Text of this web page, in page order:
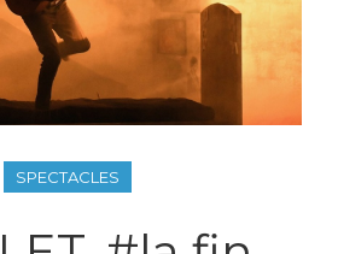
SPECTACLES